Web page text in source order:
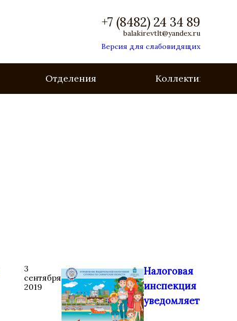
+7 (8482) 24 34 89
balakirevtlt@yandex.ru
Версия для слабовидящих
Отделения Коллективы
3
сентября
2019
Налоговая
инспекция
уведомляет